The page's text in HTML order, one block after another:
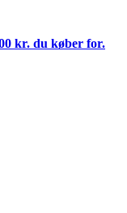
kr. du køber for.